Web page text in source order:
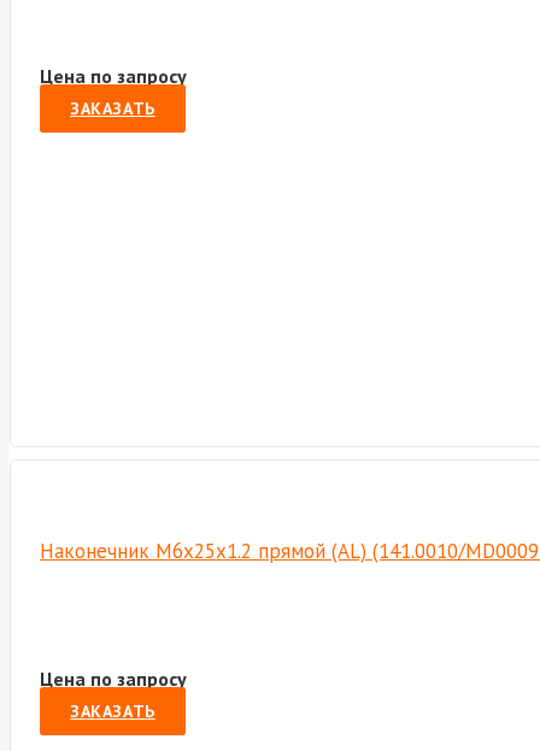
Цена по запросу
ЗАКАЗАТЬ
Наконечник М6х25х1.2 прямой (AL) (141.0010/
Цена по запросу
ЗАКАЗАТЬ